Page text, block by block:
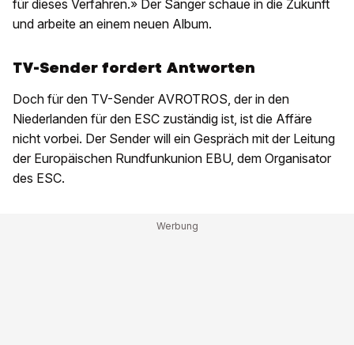
für dieses Verfahren.» Der Sänger schaue in die Zukunft
und arbeite an einem neuen Album.
TV-Sender fordert Antworten
Doch für den TV-Sender AVROTROS, der in den
Niederlanden für den ESC zuständig ist, ist die Affäre
nicht vorbei. Der Sender will ein Gespräch mit der Leitung
der Europäischen Rundfunkunion EBU, dem Organisator
des ESC.